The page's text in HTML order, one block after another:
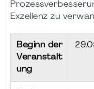
Exzellenz zu
Beginn der
Veranstalt
ung